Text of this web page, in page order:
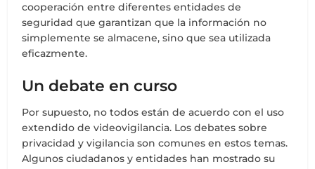
cooperación entre diferentes entidades de
seguridad que garantizan que la información no
simplemente se almacene, sino que sea utilizada
eficazmente.
Un debate en curso
Por supuesto, no todos están de acuerdo con el uso
extendido de videovigilancia. Los debates sobre
privacidad y vigilancia son comunes en estos temas.
Algunos ciudadanos y entidades han mostrado su